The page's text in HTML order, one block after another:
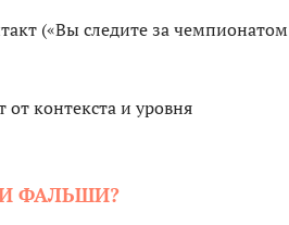
(«Вы следите за чемпионатом
контекста и уровня
ФАЛЬШИ?